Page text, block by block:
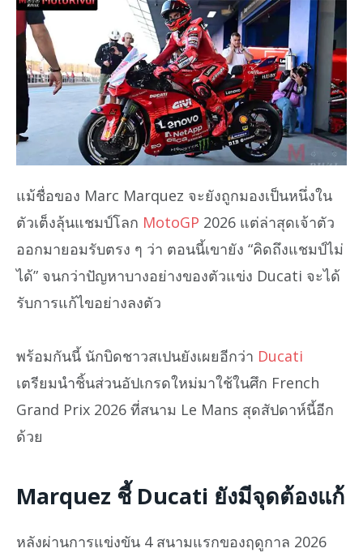
แม้ชื่อของ Marc Marquez จะยังถูกมองเป็นหนึ่งใน
ตัวเต็งลุ้นแชมป์โลก MotoGP 2026 แต่ล่าสุดเจ้าตัว
ออกมายอมรับตรง ๆ ว่า ตอนนี้เขายัง “คิดถึงแชมป์ไม่
ได้” จนกว่าปัญหาบางอย่างของตัวแข่ง Ducati จะได้
รับการแก้ไขอย่างลงตัว
พร้อมกันนี้ นักบิดชาวสเปนยังเผยอีกว่า Ducati
เตรียมนำชิ้นส่วนอัปเกรดใหม่มาใช้ในศึก French
Grand Prix 2026 ที่สนาม Le Mans สุดสัปดาห์นี้อีก
ด้วย
Marquez ชี้ Ducati ยังมีจุดต้องแก้
หลังผ่านการแข่งขัน 4 สนามแรกของฤดูกาล 2026